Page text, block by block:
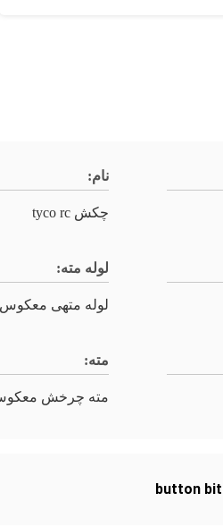
نام:
چکش tyco rc
لوله مته:
لوله متهی معکوس
مته:
مته چرخش
button